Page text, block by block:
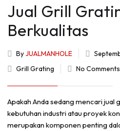
Jual Grill
Berkualitas
ByJUALMANHOLE
Grill Grating
No Comments
Apakah Anda sedang mencari jual
kebutuhan industri atau proyek
merupakan komponen penting